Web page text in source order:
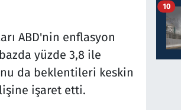
ABD'nin enflasyon
yüzde 3,8 ile
da beklentileri keskin
işaret etti.
10